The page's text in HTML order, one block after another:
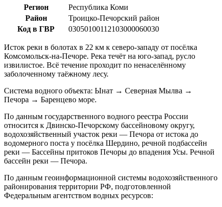
Регион
Республика Коми
Район
Троицко-Печорский район
Код в ГВР
03050100112103000060030
Исток реки в болотах в 22 км к северо-западу от посёлка
Комсомольск-на-Печоре. Река течёт на юго-запад, русло
извилистое. Всё течение проходит по ненаселённому
заболоченному таёжному лесу.
Система водного объекта: Ынат → Северная Мылва →
Печора → Баренцево море.
По данным государственного водного реестра России
относится к Двинско-Печорскому бассейновому округу,
водохозяйственный участок реки — Печора от истока до
водомерного поста у посёлка Шердино, речной подбассейн
реки — Бассейны притоков Печоры до впадения Усы. Речной
бассейн реки — Печора.
По данным геоинформационной системы водохозяйственного
районирования территории РФ, подготовленной
Федеральным агентством водных ресурсов: